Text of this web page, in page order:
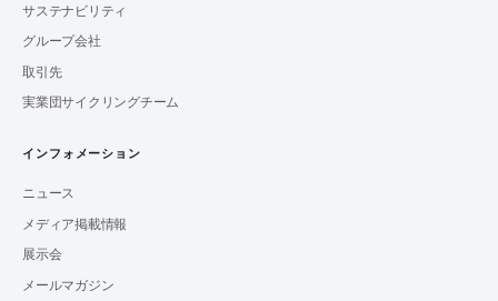
サステナビリティ
グループ会社
取引先
実業団サイクリングチーム
インフォメーション
ニュース
メディア掲載情報
展示会
メールマガジン